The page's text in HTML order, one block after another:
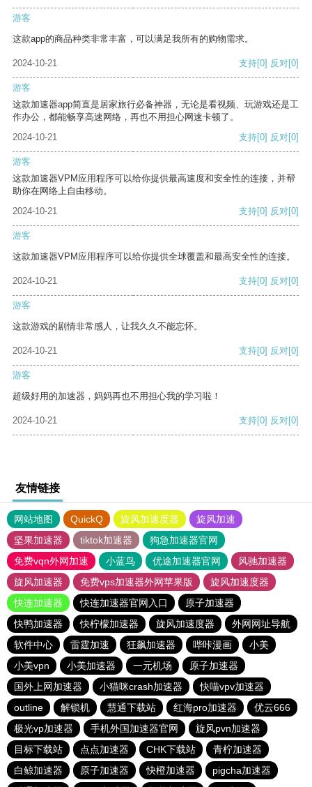
游客
这款app的商品种类非常丰富，可以满足我所有的购物需求。
2024-10-21 支持[0] 反对[0]
游客
这款加速器app简直是居家旅行必备神器，无论是看视频、玩游戏还是工
作办公，都能畅享高速网络，再也不用担心网速卡顿了。
2024-10-21
支持[0] 反对[0]
游客
这款加速器VPM应用程序可以给你提供最高速度和安全性的连接，并帮
助你在网络上自由移动。
2024-10-21
支持[0] 反对[0]
游客
这款加速器VPM应用程序可以给你提供全球覆盖和最高安全性的连接。
2024-10-21 支持[0] 反对[0]
游客
这款游戏的剧情非常感人，让我久久不能忘怀。
2024-10-21 支持[0] 反对[0]
游客
超级好用的加速器，妈妈再也不用担心我的学习啦！
2024-10-21 支持[0] 反对[0]
友情链接
网站地图 QuickQ 旋风加速度器
旋风加速
坚果加速器
tiktok加速器
狗急加速器官网
免费vqn外网加速
小蓝鸟 优途加速器官网
风驰加速器
旋风加速器
免费vps加速器外网苹果版
旋风加速度器
快连加速器
快连加速器官网入口
原子加速器
快鸭加速器
快柠檬加速器 旋风加速度器
外网网址导航
软件中心
雷霆加速 狂飙加速器 哔咔漫画
小美
小美vpn
小美加速器 一元机场
原子加速器
国外上网加速器
小猫咪crash加速器
快喵vpv加速器
outline
解锁机 慧通下载站 红海pro加速器
优云666
极光vp加速器
手机外国加速器官网
旋风pvn加速器
目标下载站
点点加速器 CHK下载站
青柠加速器
白鲸加速器
原子加速器 快橙加速器
pigcha加速器